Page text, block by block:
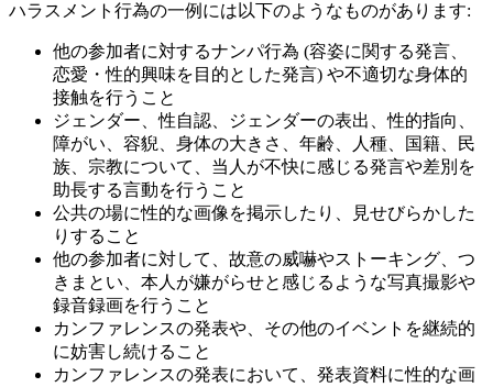
ハラスメント行為の一例には以下のようなものがあります:
他の参加者に対するナンパ行為 (容姿に関する発言、
恋愛・性的興味を目的とした発言) や不適切な身体的
接触を行うこと
ジェンダー、性自認、ジェンダーの表出、性的指向、
障がい、容貎、身体の大きさ、年齢、人種、国籍、民
族、宗教について、当人が不快に感じる発言や差別を
助長する言動を行うこと
公共の場に性的な画像を掲示したり、見せびらかした
りすること
他の参加者に対して、故意の威嚇やストーキング、つ
きまとい、本人が嫌がらせと感じるような写真撮影や
録音録画を行うこと
カンファレンスの発表や、その他のイベントを継続的
に妨害し続けること
カンファレンスの発表において、発表資料に性的な画